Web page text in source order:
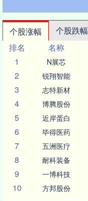
个股涨幅 个股跌幅
排名
名称
1
N展芯
2 锐翔智能
3 志特新材
4 博腾股份
5 近岸蛋白
6 毕得医药
7 五洲医疗
8 耐科装备
9 一博科技
10 方邦股份